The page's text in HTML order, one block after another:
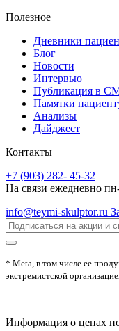
Полезное
Дневники
Блог
Новости
Интервью
Публикация в
Памятки
Анализы
Дайджест
Контакты
+7 (903) 282- 45-32
На связи ежедневно
info@teymi-skulptor.ru
* Meta, в том числе ее
экстремистской
Информация о ценах